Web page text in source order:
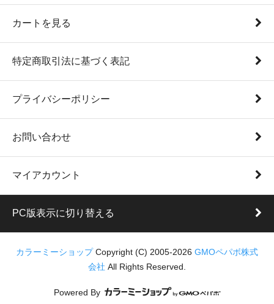
カートを見る
特定商取引法に基づく表記
プライバシーポリシー
お問い合わせ
マイアカウント
PC版表示に切り替える
カラーミーショップ Copyright (C) 2005-2026 GMOペパボ株式
会社 All Rights Reserved.
Powered By